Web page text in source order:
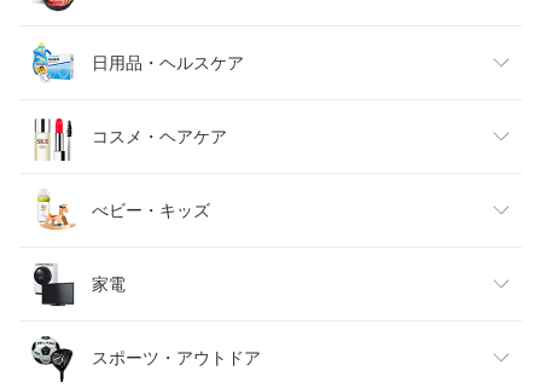
メンズファッション
キッズファッション
ベビーファッション
インナー・下着・ナイトウェア
バッグ・小物・ブランド雑貨
食品
スイーツ・お菓子
水・ソフトドリンク
ビール・洋酒
ワイン
日用品・ヘルスケア
日用品雑貨・文房具・手芸
ダイエット・健康
医薬品・コンタクト・介護
コスメ・ヘアケア
美容・コスメ・香水
べビー・キッズ
キッズ・ベビー・マタニティ
おもちゃ
家電
家電
スポーツ・アウトドア